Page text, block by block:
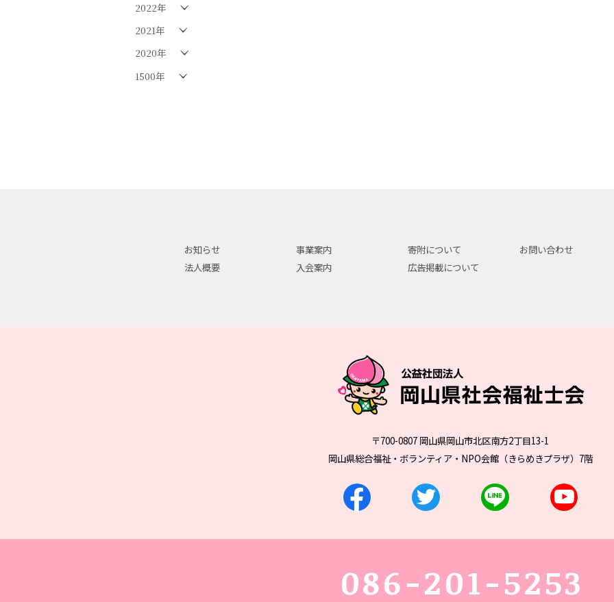
2022年
2021年
2020年
1500年
お知らせ 事業案内 寄附について
お問い合わせ
法人概要
入会案内 広告掲載について
〒700-0807 岡山県岡山市北区南方2丁目13-1
岡山県総合福祉・ボランティア・NPO会館（きらめきプラザ）7階
086-201-5253